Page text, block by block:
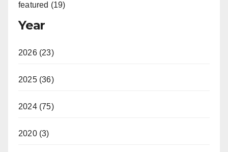
featured (19)
Year
2026 (23)
2025 (36)
2024 (75)
2020 (3)